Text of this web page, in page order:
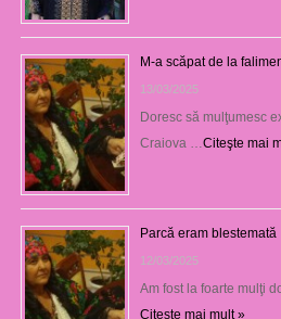
M-a scăpat de la
13/03/2025
Doresc să mulţumesc
Craiova … Citeşte mai
Parcă eram blestemată
12/03/2025
Am fost la foarte mulţi
Citeşte mai mult »